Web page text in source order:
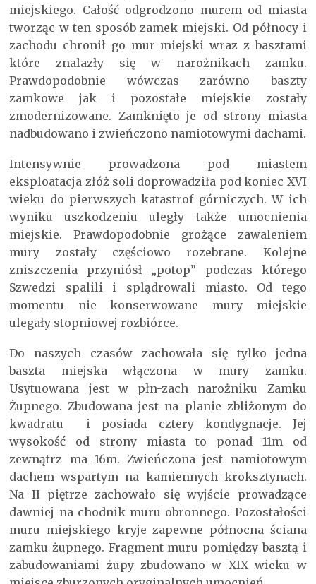
miejskiego. Całość odgrodzono murem od miasta
tworząc w ten sposób zamek miejski. Od północy i
zachodu chronił go mur miejski wraz z basztami
które znalazły się w narożnikach zamku.
Prawdopodobnie wówczas zarówno baszty
zamkowe jak i pozostałe miejskie zostały
zmodernizowane. Zamknięto je od strony miasta
nadbudowano i zwieńczono namiotowymi dachami.
Intensywnie prowadzona pod miastem
eksploatacja złóż soli doprowadziła pod koniec XVI
wieku do pierwszych katastrof górniczych. W ich
wyniku uszkodzeniu uległy także umocnienia
miejskie. Prawdopodobnie grożące zawaleniem
mury zostały częściowo rozebrane. Kolejne
zniszczenia przyniósł „potop” podczas którego
Szwedzi spalili i splądrowali miasto. Od tego
momentu nie konserwowane mury miejskie
ulegały stopniowej rozbiórce.
Do naszych czasów zachowała się tylko jedna
baszta miejska włączona w mury zamku.
Usytuowana jest w płn-zach narożniku Zamku
Żupnego. Zbudowana jest na planie zbliżonym do
kwadratu i posiada cztery kondygnacje. Jej
wysokość od strony miasta to ponad 11m od
zewnątrz ma 16m. Zwieńczona jest namiotowym
dachem wspartym na kamiennych kroksztynach.
Na II piętrze zachowało się wyjście prowadzące
dawniej na chodnik muru obronnego. Pozostałości
muru miejskiego kryje zapewne północna ściana
zamku żupnego. Fragment muru pomiędzy basztą i
zabudowaniami żupy zbudowano w XIX wieku w